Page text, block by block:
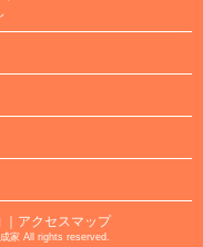
｜アクセスマップ
家 All rights reserved.